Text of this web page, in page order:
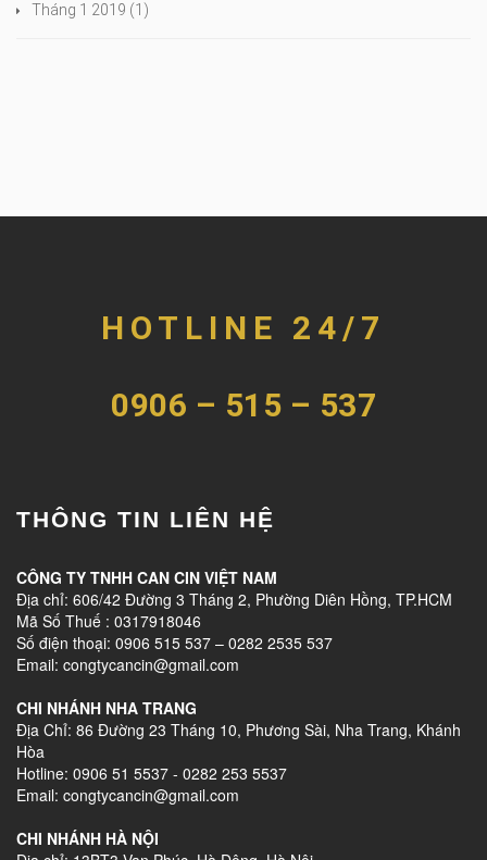
Tháng 1 2019 (1)
HOTLINE 24/7
0906 – 515 – 537
THÔNG TIN LIÊN HỆ
CÔNG TY TNHH CAN CIN VIỆT NAM
Địa chỉ: 606/42 Đường 3 Tháng 2, Phường Diên Hồng, TP.HCM
Mã Số Thuế : 0317918046
Số điện thoại: 0906 515 537 – 0282 2535 537
Email: congtycancin@gmail.com
CHI NHÁNH NHA TRANG
Địa Chỉ: 86 Đường 23 Tháng 10, Phương Sài, Nha Trang, Khánh
Hòa
Hotline: 0906 51 5537 - 0282 253 5537
Email: congtycancin@gmail.com
CHI NHÁNH HÀ NỘI